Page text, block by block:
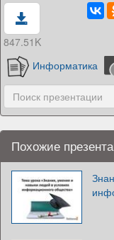
847.51K
Информатика
Похожие